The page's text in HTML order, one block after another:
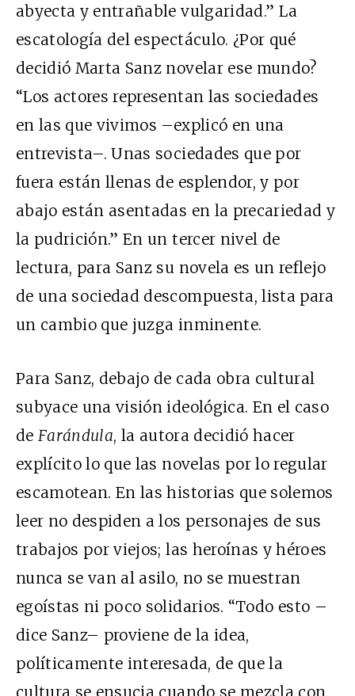
abyecta y entrañable vulgaridad.” La
escatología del espectáculo. ¿Por qué
decidió Marta Sanz novelar ese mundo?
“Los actores representan las sociedades
en las que vivimos –explicó en una
entrevista–. Unas sociedades que por
fuera están llenas de esplendor, y por
abajo están asentadas en la precariedad y
la pudrición.” En un tercer nivel de
lectura, para Sanz su novela es un reflejo
de una sociedad descompuesta, lista para
un cambio que juzga inminente.
Para Sanz, debajo de cada obra cultural
subyace una visión ideológica. En el caso
de Farándula, la autora decidió hacer
explícito lo que las novelas por lo regular
escamotean. En las historias que solemos
leer no despiden a los personajes de sus
trabajos por viejos; las heroínas y héroes
nunca se van al asilo, no se muestran
egoístas ni poco solidarios. “Todo esto –
dice Sanz– proviene de la idea,
políticamente interesada, de que la
cultura se ensucia cuando se mezcla con